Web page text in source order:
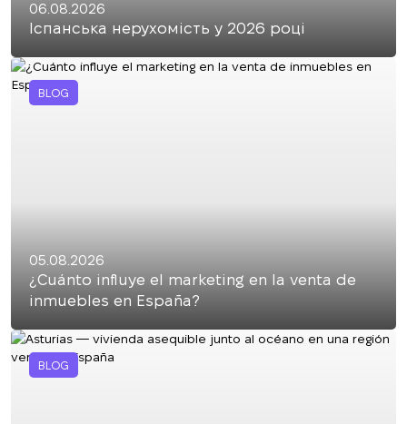
06.08.2026
Іспанська нерухомість у 2026 році
BLOG
05.08.2026
¿Cuánto influye el marketing en la venta de
inmuebles en España?
BLOG